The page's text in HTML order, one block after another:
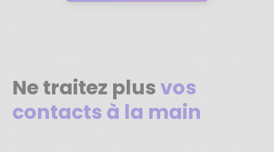
Ne traitez plusvos
contacts à la main